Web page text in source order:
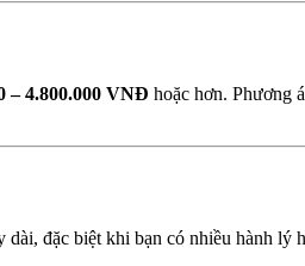
– 4.800.000 VNĐ hoặc hơn. Phương
đặc biệt khi bạn có nhiều hành lý